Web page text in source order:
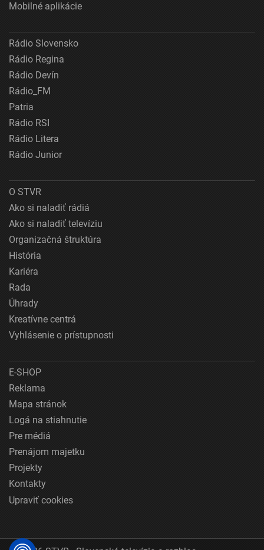
Mobilné aplikácie
Rádio Slovensko
Rádio Regina
Rádio Devín
Rádio_FM
Patria
Rádio RSI
Rádio Litera
Rádio Junior
O STVR
Ako si naladiť rádiá
Ako si naladiť televíziu
Organizačná štruktúra
História
Kariéra
Rada
Úhrady
Kreatívne centrá
Vyhlásenie o prístupnosti
E-SHOP
Reklama
Mapa stránok
Logá na stiahnutie
Pre médiá
Prenájom majetku
Projekty
Kontakty
Upraviť cookies